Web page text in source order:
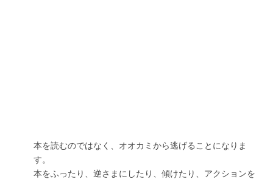
本を読むのではなく、オオカミから逃げることになりま
す。
本をふったり、逆さまにしたり、傾けたり、アクションを